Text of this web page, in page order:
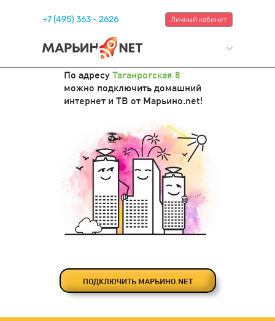
+7 (495) 363 - 2626 Личный кабинет
По адресуТаганрогская 8
можно подключить домашний
интернет и ТВ от Марьино.net!
ПОДКЛЮЧИТЬ МАРЬИНО.NET